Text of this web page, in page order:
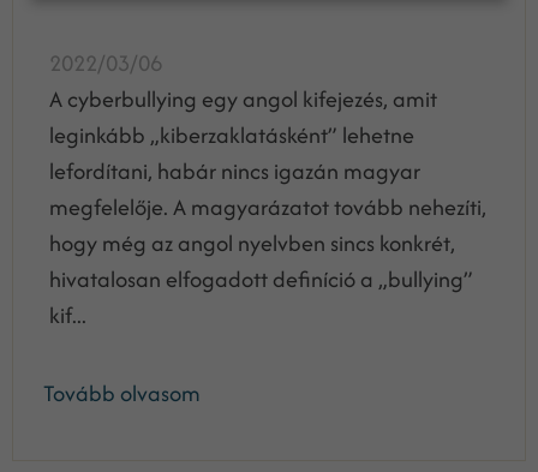
2022/03/06
A cyberbullying egy angol kifejezés, amit
leginkább „kiberzaklatásként” lehetne
lefordítani, habár nincs igazán magyar
megfelelője. A magyarázatot tovább nehezíti,
hogy még az angol nyelvben sincs konkrét,
hivatalosan elfogadott definíció a „bullying”
kif...
Tovább olvasom